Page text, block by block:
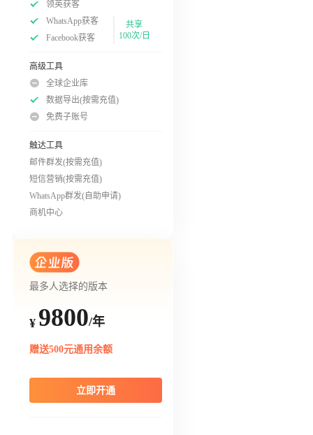
领英获客
WhatsApp获客
Facebook获客
共享
100次/日
高级工具
全球企业库
数据导出(按需充值)
免费子账号
触达工具
邮件群发(按需充值)
短信营销(按需充值)
WhatsApp群发(自助申请)
商机中心
最多人选择的版本
¥ 9800/年
赠送500元通用余额
立即开通